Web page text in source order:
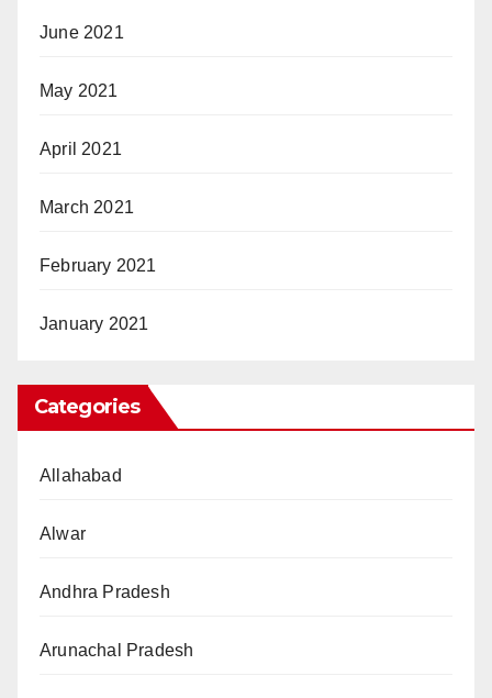
June 2021
May 2021
April 2021
March 2021
February 2021
January 2021
Categories
Allahabad
Alwar
Andhra Pradesh
Arunachal Pradesh